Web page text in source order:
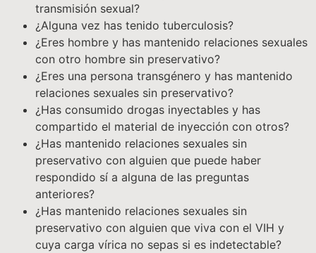
transmisión sexual?
¿Alguna vez has tenido tuberculosis?
¿Eres hombre y has mantenido relaciones sexuales
con otro hombre sin preservativo?
¿Eres una persona transgénero y has mantenido
relaciones sexuales sin preservativo?
¿Has consumido drogas inyectables y has
compartido el material de inyección con otros?
¿Has mantenido relaciones sexuales sin
preservativo con alguien que puede haber
respondido sí a alguna de las preguntas
anteriores?
¿Has mantenido relaciones sexuales sin
preservativo con alguien que viva con el VIH y
cuya carga vírica no sepas si es indetectable?